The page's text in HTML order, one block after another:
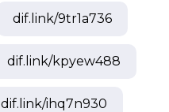
dif.link/9tr1a736
dif.link/kpyew488
dif.link/ihq7n930